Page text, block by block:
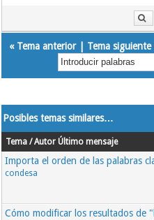
« Tema anterior| Tema siguiente
Posibles temas similares…
Tema / Autor Último mensaje
Importa el orden de las palabras
condesa
Cómo modificar los resultados de